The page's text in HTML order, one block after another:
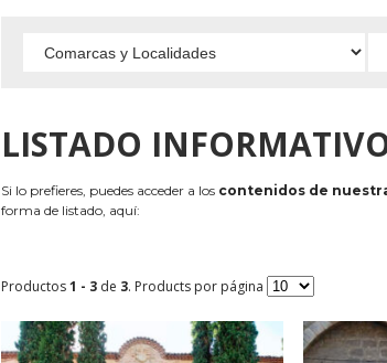
LISTADO
Si lo prefieres, puedes acceder a los contenidos de
forma de listado, aquí:
Productos1 - 3 de 3. Products por página